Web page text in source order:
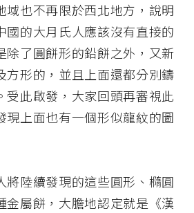
域也不再限於西北地方，說明
國的大月氏人應該沒有直接的
除了圓餅形的鉛餅之外，又新
方形的，並且上面還都分別鑄
受此啟發，大家回頭再審視此
現上面也有一個形似龍紋的圖
將陸續發現的這些圓形、橢圓
金屬餅，大膽地認定就是《漢